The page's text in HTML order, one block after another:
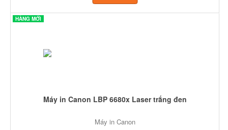
HÀNG MỚI
Máy in Canon LBP 6680x Laser trắng đen
Máy in Canon